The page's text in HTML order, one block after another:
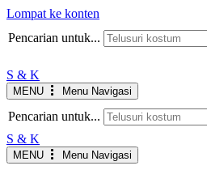
Lompat ke konten
Pencarian untuk...
S & K
MENU Menu Navigasi
Pencarian untuk...
S & K
MENU Menu Navigasi
JAM KERJA AGUSTUS
Senin-Jumat : 10.00-19.00 WIB
Sabtu : 10.00-17.00 WIB